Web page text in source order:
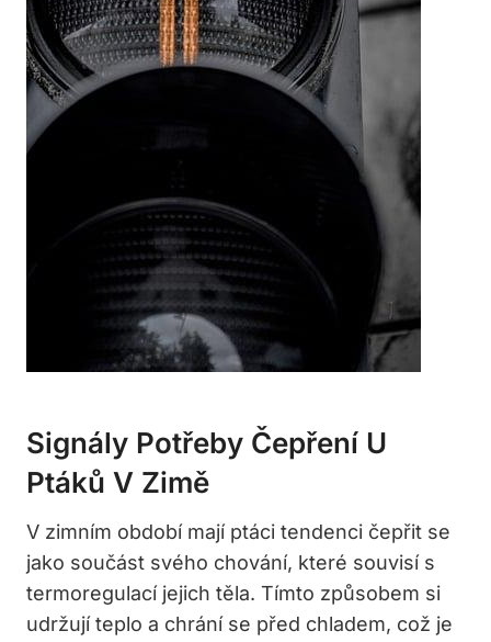
Signály Potřeby Čepření U
Ptáků V Zimě
V zimním období mají ptáci tendenci čepřit se
jako součást svého chování, které souvisí s
termoregulací jejich těla. Tímto způsobem si
udržují teplo a chrání se před chladem, což je